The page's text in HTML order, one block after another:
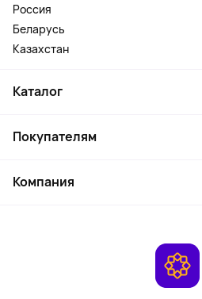
Россия
Беларусь
Казахстан
Каталог
Ноутбуки, мониторы, VR
Косметика и уход
Покупателям
Как заказать
Компания